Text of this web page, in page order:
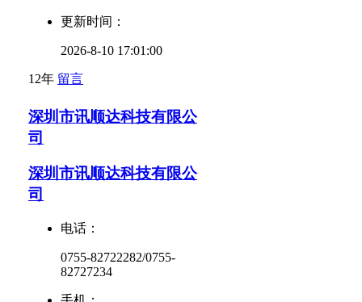
更新时间：
2026-8-10 17:01:00
12年 留言
深圳市讯顺达科技有限公
司
深圳市讯顺达科技有限公
司
电话：
0755-82722282/0755-
82727234